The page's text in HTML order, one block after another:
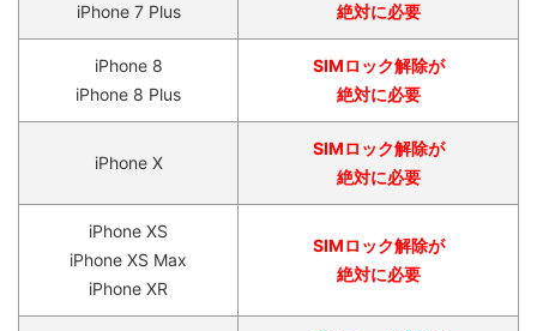
iPhone 7 Plus
絶対に必要
iPhone 8
iPhone 8 Plus
SIMロック解除が
絶対に必要
iPhone X
SIMロック解除が
絶対に必要
iPhone XS
iPhone XS Max
iPhone XR
SIMロック解除が
絶対に必要